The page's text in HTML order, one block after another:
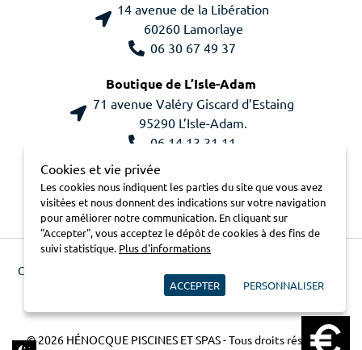
14 avenue de la Libération
60260 Lamorlaye
06 30 67 49 37
Boutique de L’Isle-Adam
71 avenue Valéry Giscard d’Estaing
95290 L’Isle-Adam.
06 14 13 31 11
Contactez-nous
Charte pour la protection des
© 2026 HÉNOCQUE PISCINES ET SPAS - Tous droits réservés -
Cookies et vie privée
Les cookies nous indiquent les parties du site que vous avez
visitées et nous donnent des indications sur votre navigation
pour améliorer notre communication. En cliquant sur
"Accepter", vous acceptez le dépôt de cookies à des fins de
suivi statistique. Plus d'informations
ACCEPTER PERSONNALISER